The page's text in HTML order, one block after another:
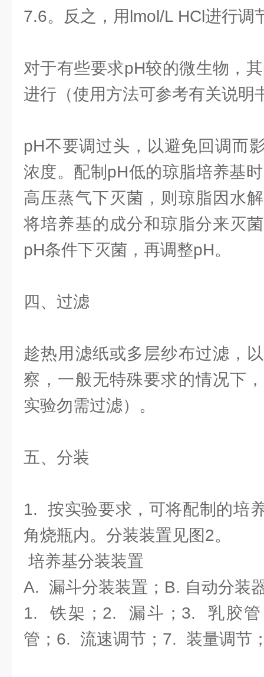
7.6。反之，用lmol/L HCl进行调
对于有些要求pH较的微生物，
进行（使用方法可参考有关说明
pH不要调过头，以避免回调而
浓度。配制pH低的琼脂培养基
高压蒸气下灭菌，则琼脂因水
将培养基的成分和琼脂分来灭
pH条件下灭菌，再调整pH。
四、过滤
趁热用滤纸或多层纱布过滤，
察，一般无特殊要求的情况下
实验勿需过滤）。
五、分装
1. 按实验要求，可将配制的培
角烧瓶内。分装装置见图2。
培养基分装装置
A. 漏斗分装装置；B. 自动分装
1. 铁架；2. 漏斗；3. 乳胶
管；6. 流速调节；7. 装量调节